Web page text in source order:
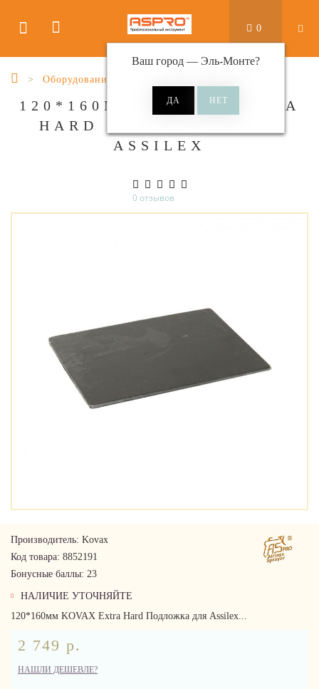
Ваш город — Эль-Монте?
0
Оборудование шлифовальное
120*160ММ KOVAX EXTRA
HARD ПОДЛОЖКА ДЛЯ
ASSILEX
0 отзывов
Производитель: Kovax
Код товара: 8852191
Бонусные баллы: 23
НАЛИЧИЕ УТОЧНЯЙТЕ
120*160мм KOVAX Extra Hard Подложка для Assilex...
2 749 р.
НАШЛИ ДЕШЕВЛЕ?